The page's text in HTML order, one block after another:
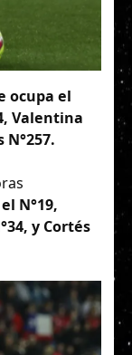
ocupa el
Valentina
N°19,
y Cortés